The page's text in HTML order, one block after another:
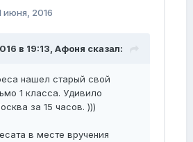
июня, 2016
в 19:13, Афоня сказал:
нашел старый свой
1 класса. Удивило
за 15 часов. )))
в месте вручения